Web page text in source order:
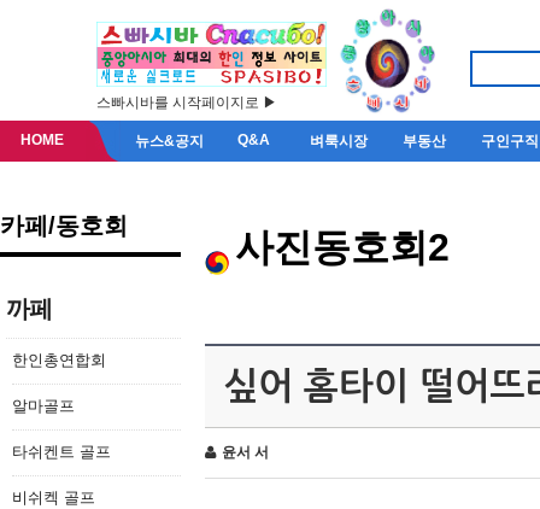
스빠시바를 시작페이지로 ▶
HOME 뉴스&공지 Q&A 벼룩시장 부동산 구인구직
카페/동호회
까페
한인총연합회
알마골프
타쉬켄트 골프
비쉬켁 골프
사진동호회2
싶어 홈타이 떨어뜨
윤서 서